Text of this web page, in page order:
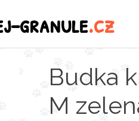
granule.cz
Budka
M